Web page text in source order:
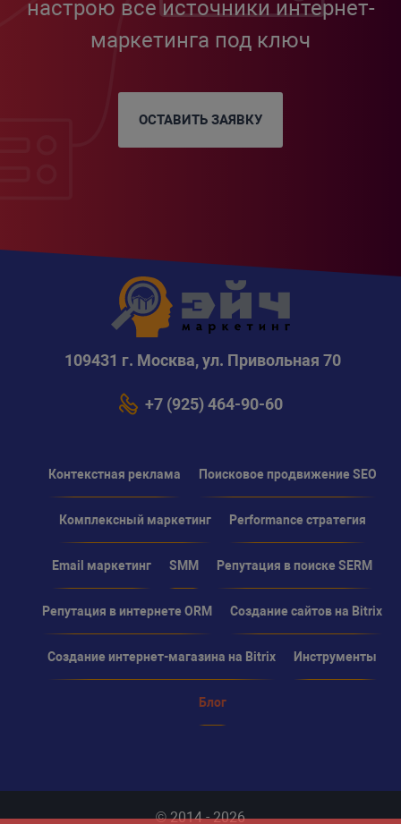
настрою все источники интернет-
маркетинга под ключ
ОСТАВИТЬ ЗАЯВКУ
109431 г. Москва, ул. Привольная 70
+7 (925) 464-90-60
Контекстная реклама Поисковое продвижение SEO
Комплексный маркетинг Performance стратегия
Email маркетинг SMM Репутация в поиске SERM
Репутация в интернете ORM Создание сайтов на Bitrix
Создание интернет-магазина на Bitrix Инструменты
Блог
© 2014 - 2026